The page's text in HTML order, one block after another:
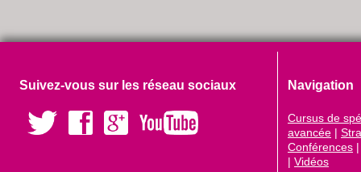
Suivez-vous sur les réseau sociaux Navigation
Cursus de
avancée |
Conférences
| Vidéos